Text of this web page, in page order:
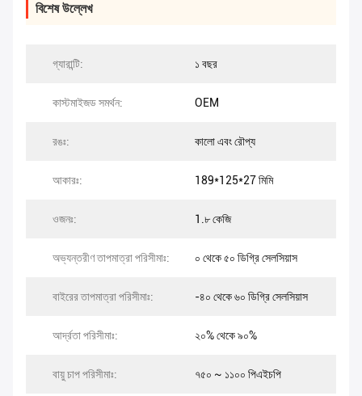
বিশেষ উল্লেখ
গ্যারান্টি: ১ বছর
কাস্টমাইজড সমর্থন: OEM
রঙঃ: কালো এবং রৌপ্য
আকারঃ: 189*125*27 মিমি
ওজনঃ: 1.৮ কেজি
অভ্যন্তরীণ তাপমাত্রা পরিসীমাঃ: ০ থেকে ৫০ ডিগ্রি সেলসিয়াস
বাইরের তাপমাত্রা পরিসীমাঃ: -৪০ থেকে ৬০ ডিগ্রি সেলসিয়াস
আর্দ্রতা পরিসীমাঃ: ২০% থেকে ৯০%
বায়ু চাপ পরিসীমাঃ: ৭৫০ ~ ১১০০ পিএইচপি